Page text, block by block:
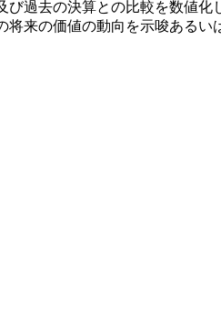
過去の決算との比較を数値化
来の価値の動向を示唆あるい